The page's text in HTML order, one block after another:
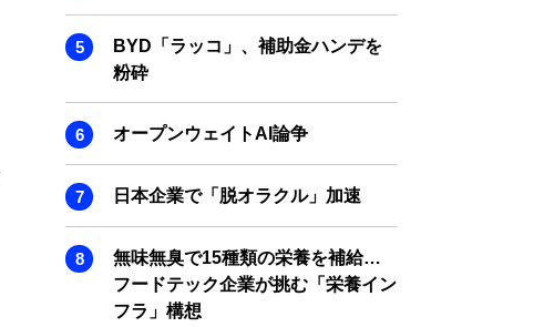
BYD「ラッコ」、補助金ハンデを
粉砕
オープンウェイトAI論争
日本企業で「脱オラクル」加速
無味無臭で15種類の栄養を補給…
フードテック企業が挑む「栄養イン
フラ」構想